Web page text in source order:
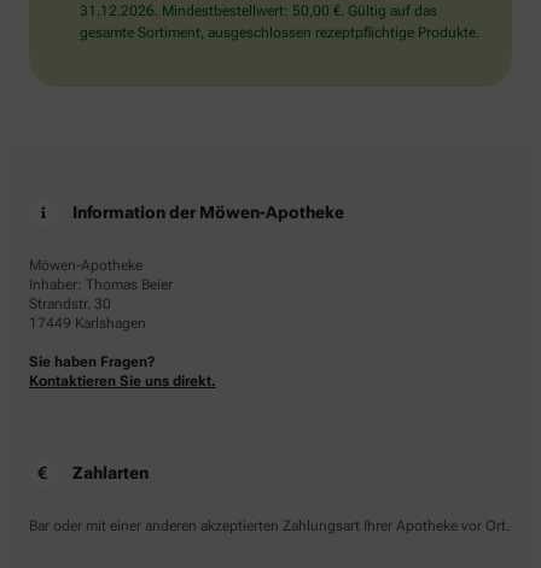
31.12.2026. Mindestbestellwert: 50,00 €. Gültig auf das
gesamte Sortiment, ausgeschlossen rezeptpflichtige Produkte.
Information der Möwen-Apotheke
Möwen-Apotheke
Inhaber: Thomas Beier
Strandstr. 30
17449 Karlshagen
Sie haben Fragen?
Kontaktieren Sie uns direkt.
Zahlarten
Bar oder mit einer anderen akzeptierten Zahlungsart Ihrer Apotheke vor Ort.